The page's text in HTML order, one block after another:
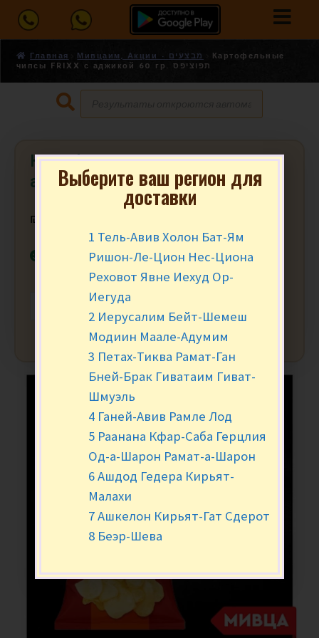
Главная Мивцаим, Акции - מבצעים
Картофельные
чипсы FRIXX с аджикой 60 гр. תפוציפס
Картофельные чипсы FRIXX с
аджикой 60 гр. תפוציפס
₪
В наличии
+
Выберите ваш регион для
доставки
1 Тель-Авив Холон Бат-Ям
Ришон-Ле-Цион Нес-Циона
Реховот Явне Иехуд Ор-
Иегуда
2 Иерусалим Бейт-Шемеш
Модиин Маале-Адумим
3 Петах-Тиква Рамат-Ган
Бней-Брак Гиватаим Гиват-
Шмуэль
4 Ганей-Авив Рамле Лод
5 Раанана Кфар-Саба Герцлия
Од-а-Шарон Рамат-а-Шарон
6 Ашдод Гедера Кирьят-
Малахи
7 Ашкелон Кирьят-Гат Сдерот
8 Беэр-Шева